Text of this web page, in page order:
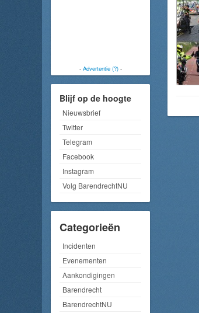
- Advertentie (?)-
Blijf op de hoogte
Nieuwsbrief
Twitter
Telegram
Facebook
Instagram
Volg BarendrechtNU
Categorieën
Incidenten
Evenementen
Aankondigingen
Barendrecht
BarendrechtNU